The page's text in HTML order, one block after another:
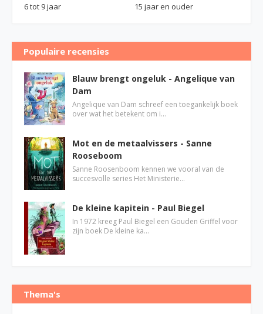
6 tot 9 jaar
15 jaar en ouder
Populaire recensies
Blauw brengt ongeluk - Angelique van
Dam
Angelique van Dam schreef een toegankelijk boek
over wat het betekent om i…
Mot en de metaalvissers - Sanne
Rooseboom
Sanne Roosenboom kennen we vooral van de
succesvolle series Het Ministerie…
De kleine kapitein - Paul Biegel
In 1972 kreeg Paul Biegel een Gouden Griffel voor
zijn boek De kleine ka…
Thema's